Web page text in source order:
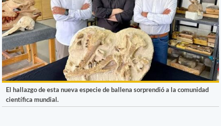
El hallazgo de esta nueva especie de ballena sorprendió a la comunidad
científica mundial.